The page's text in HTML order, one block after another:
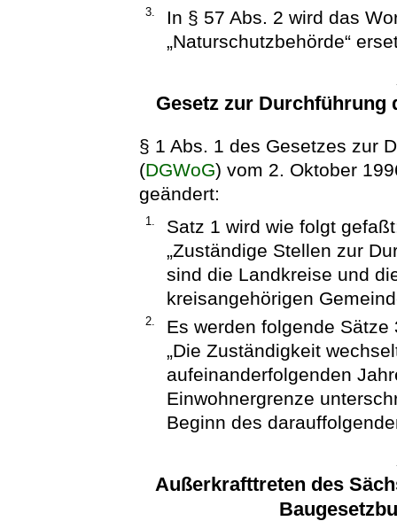
3.
In § 57 Abs. 2 wird das
„Naturschutzbehörde“
Gesetz zur Durchführung
§ 1 Abs. 1 des Gesetzes zur
(DGWoG) vom 2. Oktober
geändert:
1.
Satz 1 wird wie folgt
„Zuständige Stellen zur
sind die Landkreise und
kreisangehörigen
2.
Es werden folgende Sätze
„Die Zuständigkeit
aufeinanderfolgenden
Einwohnergrenze
Beginn des
Außerkrafttreten des